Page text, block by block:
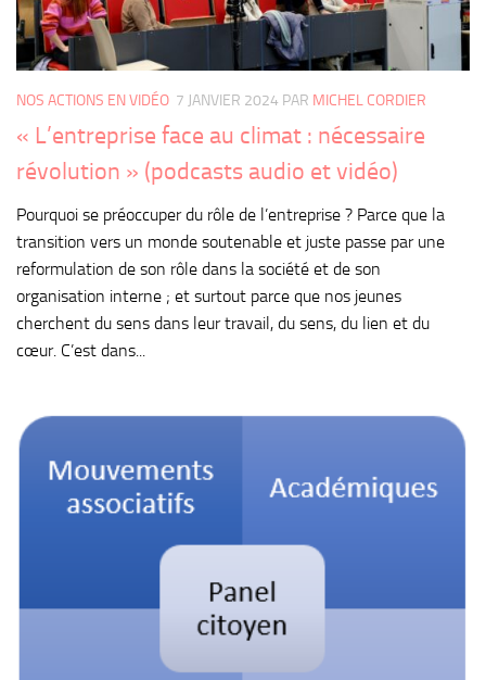
NOS ACTIONS EN VIDÉO 7 JANVIER 2024 PAR MICHEL CORDIER
« L’entreprise face au climat : nécessaire
révolution » (podcasts audio et vidéo)
Pourquoi se préoccuper du rôle de l’entreprise ? Parce que la
transition vers un monde soutenable et juste passe par une
reformulation de son rôle dans la société et de son
organisation interne ; et surtout parce que nos jeunes
cherchent du sens dans leur travail, du sens, du lien et du
cœur. C’est dans...